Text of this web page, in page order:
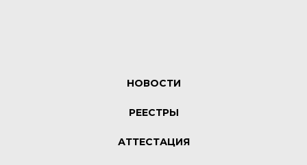
НОВОСТИ
РЕЕСТРЫ
АТТЕСТАЦИЯ